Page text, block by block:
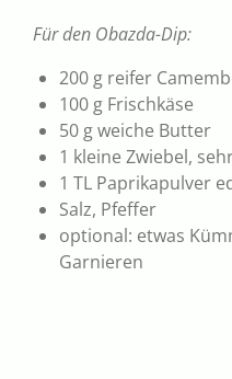
Für den Obazda-Dip:
200 g reifer
100 g Frischkäse
50 g weiche Butter
1 kleine Zwiebel,
1 TL Paprikapulver
Salz, Pfeffer
optional: etwas
Garnieren